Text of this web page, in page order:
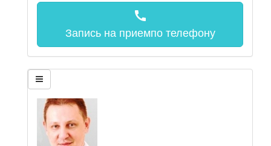
call
Запись на приемпо телефону